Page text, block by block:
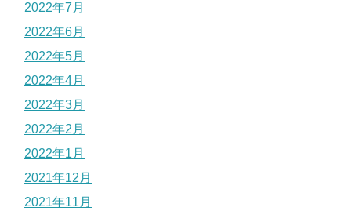
2022年7月
2022年6月
2022年5月
2022年4月
2022年3月
2022年2月
2022年1月
2021年12月
2021年11月